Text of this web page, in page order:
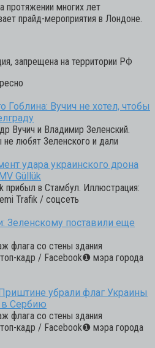
протяжении многих лет
прайд-мероприятия в Лондоне.
запрещена на территории РФ
Вучич не хотел, чтобы
Вучич и Владимир Зеленский.
любят Зеленского и дали
удара украинского дрона
Güllük
прибыл в Стамбул. Иллюстрация:
Trafik / соцсеть
Зеленскому поставили еще
флага со стены здания
кадр / Facebook❶ мэра города
убрали флаг Украины
в Сербию
флага со стены здания
кадр / Facebook❶ мэра города